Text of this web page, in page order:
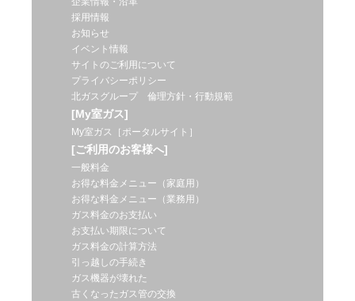
採用情報
お知らせ
イベント情報
サイトのご利用について
プライバシーポリシー
北ガスグループ 倫理方針・行動規範
[My室ガス]
My室ガス［ポータルサイト］
[ご利用のお客様へ]
一般料金
お得な料金メニュー（家庭用）
お得な料金メニュー（業務用）
ガス料金のお支払い
お支払い期限について
ガス料金の計算方法
引っ越しの手続き
ガス機器が壊れた
古くなったガス管の交換